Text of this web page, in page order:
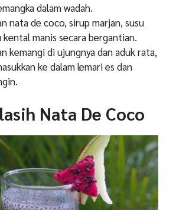
dalam wadah.
nata de coco, sirup marjan, susu
kental manis secara bergantian.
kemangi di ujungnya dan aduk rata,
ke dalam lemari es dan
Nata De Coco